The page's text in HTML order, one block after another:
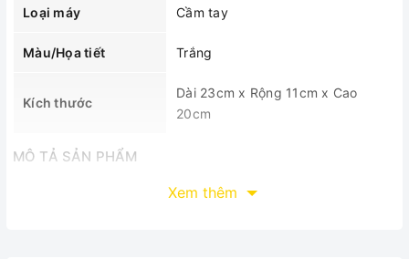
Loại máy Cầm tay
Màu/Họa tiết Trắng
Kích thước
Dài 23cm x Rộng 11cm x Cao
20cm
MÔ TẢ SẢN PHẨM
Máy Đánh Trứng Cầm Tay Elmich HDE-1852 - 4021852
Xem thêm